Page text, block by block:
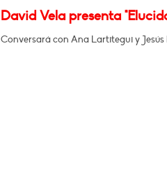
David Vela presenta
Conversará con Ana Lartitegui y Jesús